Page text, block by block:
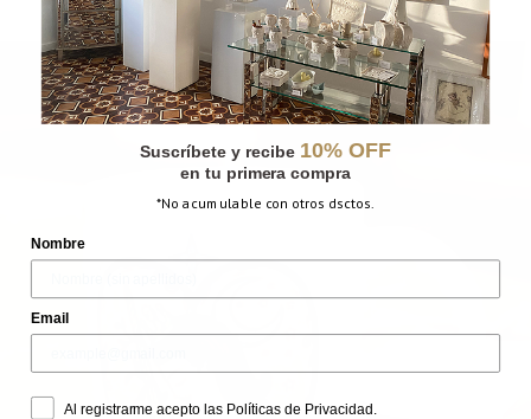
Suscríbete y recibe 10% OFF
en tu primera compra
*No acumulable con otros dsctos.
Nombre
Email
Al registrarme acepto las Políticas de Privacidad.